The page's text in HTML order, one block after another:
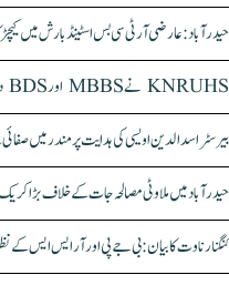
حیدرآباد: عارضی آر ٹی سی بس اسٹینڈ بارش میں
KNRUHS نے MBBS اور BDS داخلوں کا نوٹیفکیشن جاری کر دیا
بیرسٹر اسدالدین اویسی کی ہدایت پر مندر میں
حیدرآباد میں ملاوٹی مصالحہ جات کے خلاف بڑا کریک ڈاؤن، 25 ٹن سے زائد مصالحے
کنگنا رناوت کا بیان: بی جے پی اور آر ایس ایس کے